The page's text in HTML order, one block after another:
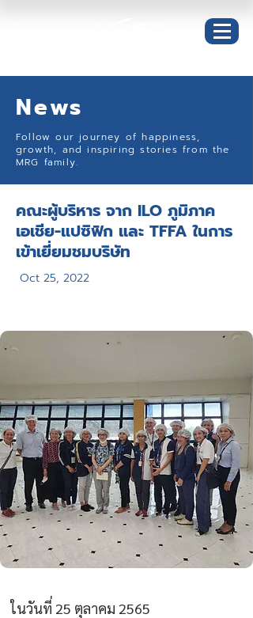
News
Follow our journey of happiness,
growth, and inspiring stories from the
MRG family.
คณะผู้บริหาร จาก ILO ภูมิภาค
เอเชีย-แปซิฟิก และ TFFA ในการ
เข้าเยี่ยมชมบริษัท
Oct 25, 2022
ในวันที่ 25 ตุลาคม 2565